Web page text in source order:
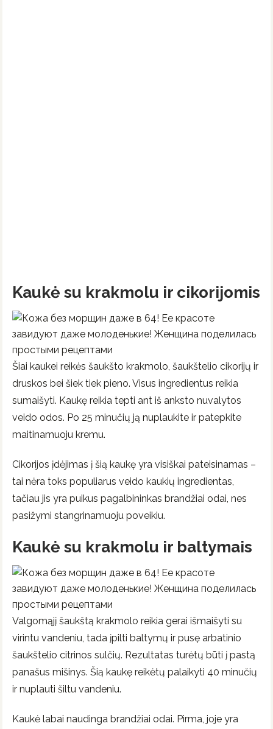
Kaukė su krakmolu ir cikorijomis
Šiai kaukei reikės šaukšto krakmolo, šaukštelio cikorijų ir
druskos bei šiek tiek pieno. Visus ingredientus reikia
sumaišyti. Kaukę reikia tepti ant iš anksto nuvalytos
veido odos. Po 25 minučių ją nuplaukite ir patepkite
maitinamuoju kremu.
Cikorijos įdėjimas į šią kaukę yra visiškai pateisinamas –
tai nėra toks populiarus veido kaukių ingredientas,
tačiau jis yra puikus pagalbininkas brandžiai odai, nes
pasižymi stangrinamuoju poveikiu.
Kaukė su krakmolu ir baltymais
Valgomąjį šaukštą krakmolo reikia gerai išmaišyti su
virintu vandeniu, tada įpilti baltymų ir pusę arbatinio
šaukštelio citrinos sulčių. Rezultatas turėtų būti į pastą
panašus mišinys. Šią kaukę reikėtų palaikyti 40 minučių
ir nuplauti šiltu vandeniu.
Kaukė labai naudinga brandžiai odai. Pirma, joje yra